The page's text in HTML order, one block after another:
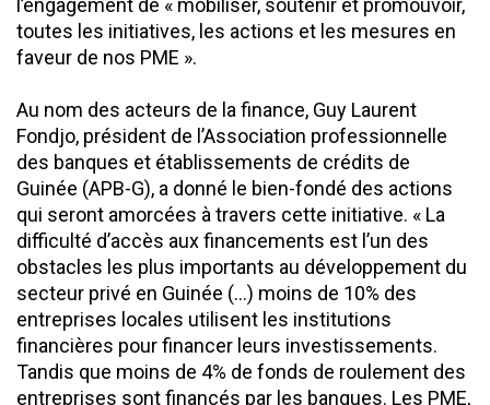
l’engagement de « mobiliser, soutenir et promouvoir,
toutes les initiatives, les actions et les mesures en
faveur de nos PME ».
Au nom des acteurs de la finance, Guy Laurent
Fondjo, président de l’Association professionnelle
des banques et établissements de crédits de
Guinée (APB-G), a donné le bien-fondé des actions
qui seront amorcées à travers cette initiative. « La
difficulté d’accès aux financements est l’un des
obstacles les plus importants au développement du
secteur privé en Guinée (…) moins de 10% des
entreprises locales utilisent les institutions
financières pour financer leurs investissements.
Tandis que moins de 4% de fonds de roulement des
entreprises sont financés par les banques. Les PME,